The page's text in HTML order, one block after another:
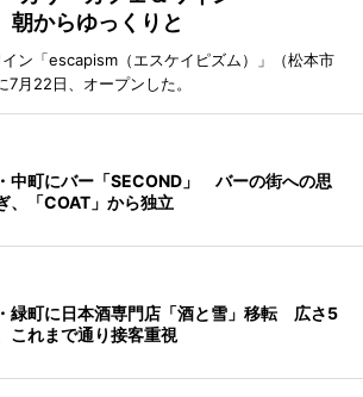
からゆっくりと
ン「escapism（エスケイピズム）」（松本市
月22日、オープンした。
中町にバー「SECOND」 バーの街への思
、「COAT」から独立
緑町に日本酒専門店「酒と雪」移転 広さ5
これまで通り接客重視